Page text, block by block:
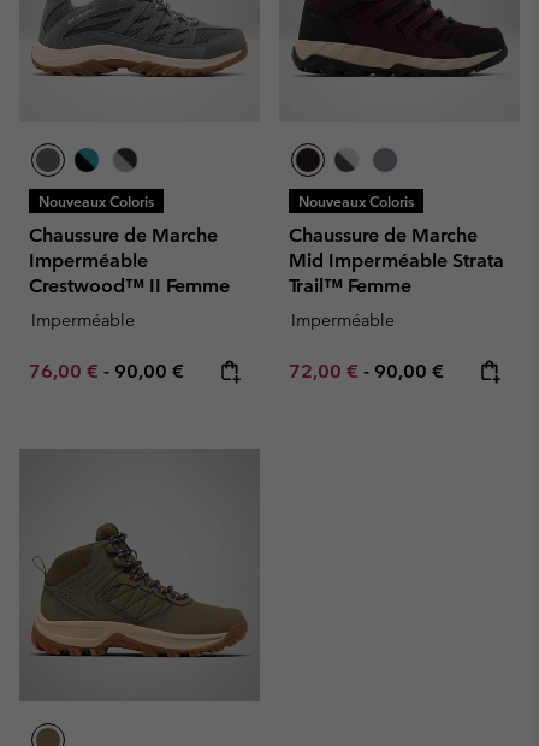
Nouveaux Coloris
Chaussure de Marche
Imperméable
Crestwood™ II Femme
Imperméable
Minimum sale price:
76,00 € - Maximum price:
90,00 €
Nouveaux Coloris
Chaussure de Marche
Mid Imperméable Strata
Trail™ Femme
Imperméable
Minimum sale price:
72,00 € - Maximum price:
90,00 €